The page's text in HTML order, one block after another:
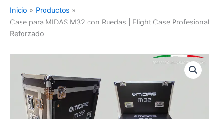
Inicio
Productos
Case para MIDAS M32 con Ruedas | Flight Case Profesional
Reforzado
MIDAS
M32
Ruedas